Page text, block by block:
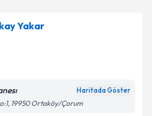
Talebini Gönder
için randevu takvimi talebi
randevu almanız için bir
e-posta ile bilgilendireceğiz.
Yakar
Haritada Göster
19950 Ortaköy/Çorum